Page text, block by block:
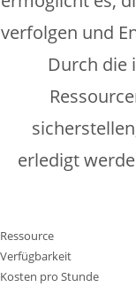
verfolgen und
Durch die
erledigt
Ressource
Verfügbarkeit
Kosten pro Stunde